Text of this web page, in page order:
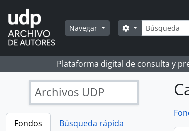
Skip to main content
Navegar Búsqueda
Search options
Plataforma digital de consulta y
Archivos UDP
Fondos
Búsqueda rápida